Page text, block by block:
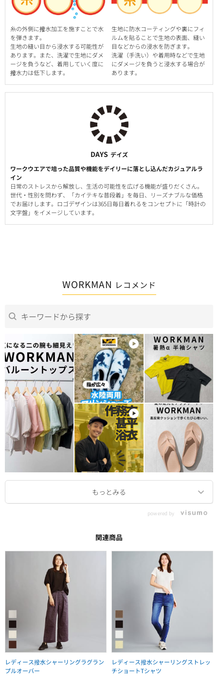
糸の外側に撥水加工を施すことで水
を弾きます。
生地の縫い目から浸水する可能性が
あります。また、洗濯で生地にダメ
ージを負うなど、着用していく度に
撥水力は低下します。
生地に防水コーティングや裏にフィ
ルムを貼ることで生地の表面、縫い
目などからの浸水を防ぎます。
洗濯（手洗い）や着用時などで生地
にダメージを負うと浸水する場合が
あります。
DAYS デイズ
ワークウエアで培った品質や機能をデイリーに落とし込んだカジュアルラ
イン
日常のストレスから解放し、生活の可能性を広げる機能が盛りだくさん。
世代・性別を問わず、「カイテキな普段着」を毎日、リーズナブルな価格
でお届けします。ロゴデザインは365日毎日着れるをコンセプトに「時計の
文字盤」をイメージしています。
WORKMAN レコメンド
powered by
関連商品
レディース撥水シャーリングラグラン
プルオーバー
レディース撥水シャーリングストレッ
チショートTシャツ